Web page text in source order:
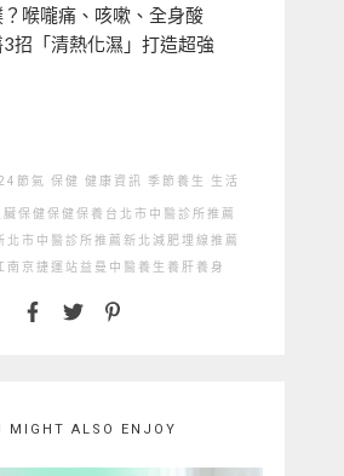
喉嚨痛、咳嗽、全身酸
招「清熱化濕」打造超強
24節氣 保健 健康資訊 季節養生 生活
臟保健保健保養 台北市中醫診所推薦
北市中醫診所推薦 新北減肥埋線推薦
南京捷運站 益曼中醫 養生 養肝 養身
MIGHT ALSO ENJOY